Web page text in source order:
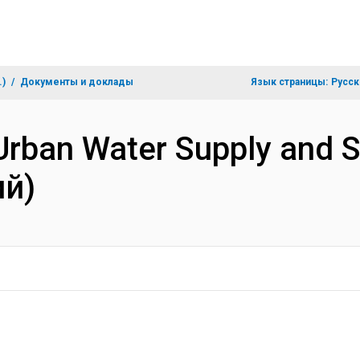
Документы и доклады Язык страницы:
Water Supply and